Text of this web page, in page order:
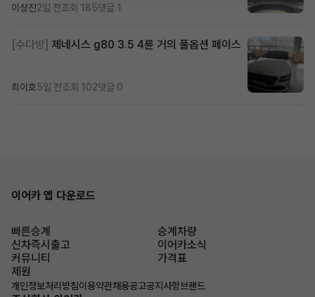
이상진2일 전조회 185댓글 1
[수다방] 제네시스 g80 3.5 4륜 거의 풀옵션 페이스
최이호5일 전조회 102댓글 0
이어카 앱 다운로드
빠른승계
승계차량
신차즉시출고
이어카소식
커뮤니티
가격표
제원
개인정보처리방침이용약관채용공고공지사항브랜드